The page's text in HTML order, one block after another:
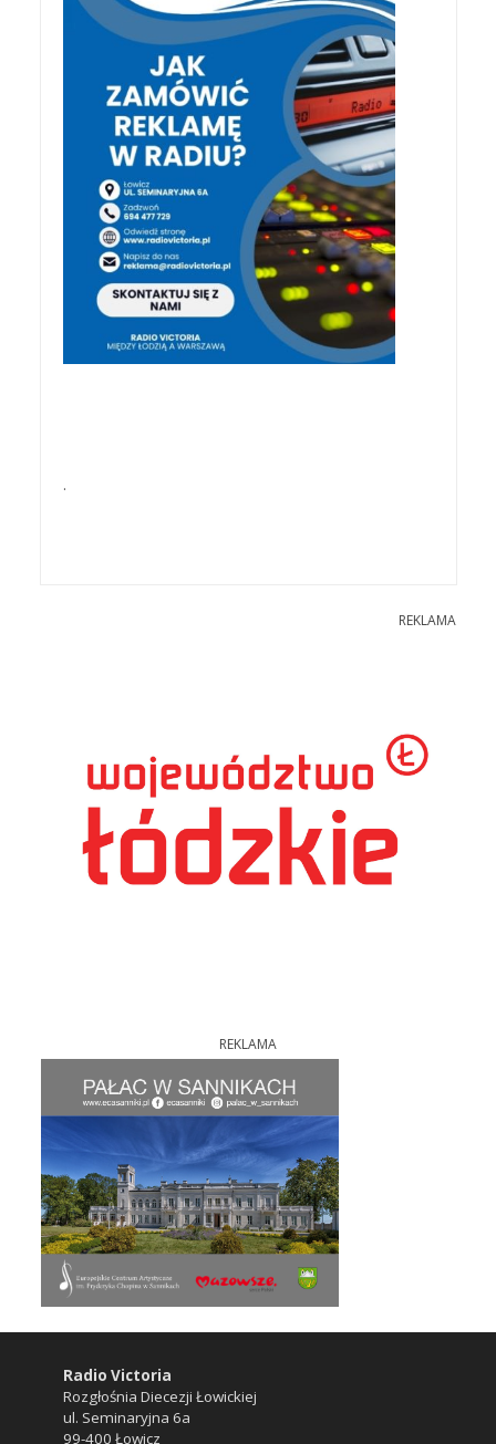
.
REKLAMA
REKLAMA
Radio Victoria
Rozgłośnia Diecezji Łowickiej
ul. Seminaryjna 6a
99-400 Łowicz